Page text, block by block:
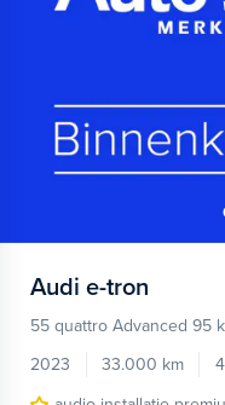
Audi e-tron
55 quattro Advanced 95
2023
33.000 km